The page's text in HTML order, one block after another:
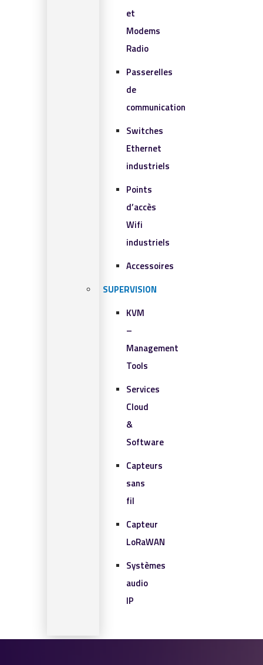
et
Modems
Radio
Passerelles
de
communication
Switches
Ethernet
industriels
Points
d’accès
Wifi
industriels
Accessoires
SUPERVISION
KVM
–
Management
Tools
Services
Cloud
&
Software
Capteurs
sans
fil
Capteur
LoRaWAN
Systèmes
audio
IP